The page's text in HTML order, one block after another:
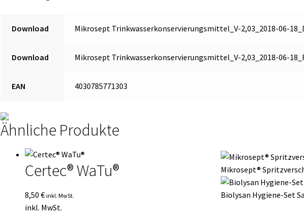
Download Mikrosept Trinkwasserkonservierungsmittel_V-2,03_2018-06-
Download Mikrosept Trinkwasserkonservierungsmittel_V-2,03_2018-06-
EAN 4030785771303
Ähnliche Produkte
Certec® WaTu®
8,50 € inkl. MwSt.
inkl. MwSt.
Mikrosept®
Biolysan Hygiene-Set